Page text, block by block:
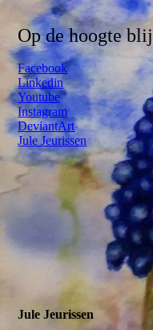
Op de hoogte
Facebook
Linkedin
Youtube
Instagram
DeviantArt
Jule Jeurissen
Jule Jeurissen